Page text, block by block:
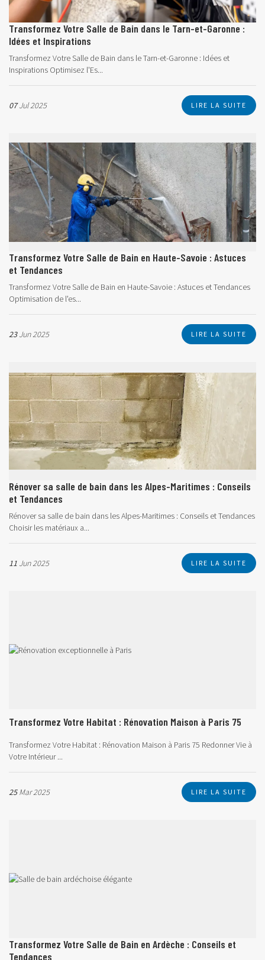
Transformez Votre Salle de Bain dans le Tarn-et-Garonne :
Idées et Inspirations
Transformez Votre Salle de Bain dans le Tarn-et-Garonne : Idées et
Inspirations Optimisez l'Es...
07Jul 2025 LIRE LA SUITE
Transformez Votre Salle de Bain en Haute-Savoie : Astuces
et Tendances
Transformez Votre Salle de Bain en Haute-Savoie : Astuces et Tendances
Optimisation de l'es...
23Jun 2025 LIRE LA SUITE
Rénover sa salle de bain dans les Alpes-Maritimes : Conseils
et Tendances
Rénover sa salle de bain dans les Alpes-Maritimes : Conseils et Tendances
Choisir les matériaux a...
11 Jun 2025 LIRE LA SUITE
Transformez Votre Habitat : Rénovation Maison à Paris 75
Transformez Votre Habitat : Rénovation Maison à Paris 75 Redonner Vie à
Votre Intérieur ...
25Mar 2025 LIRE LA SUITE
Transformez Votre Salle de Bain en Ardèche : Conseils et
Tendances